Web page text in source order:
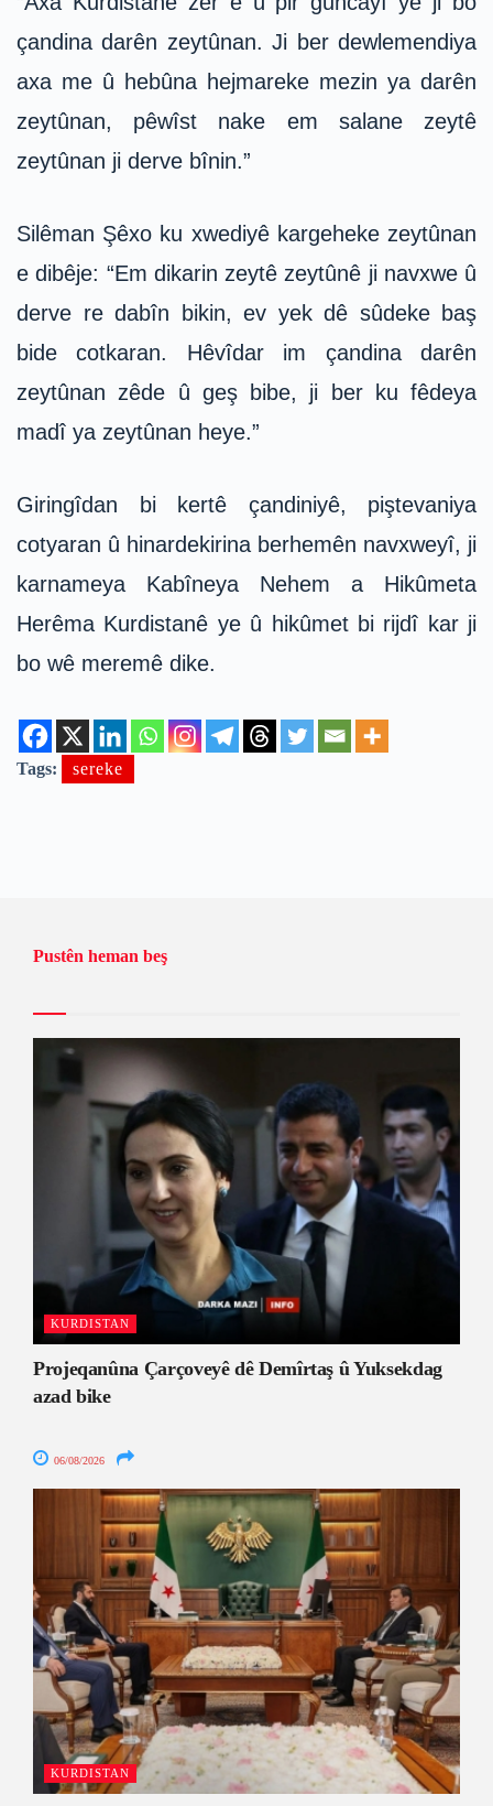
çandina darên zeytûnan. Ji ber dewlemendiya
axa me û hebûna hejmareke mezin ya darên
zeytûnan, pêwîst nake em salane zeytê
zeytûnan ji derve bînin.”
Silêman Şêxo ku xwediyê kargeheke zeytûnan
e dibêje: “Em dikarin zeytê zeytûnê ji navxwe û
derve re dabîn bikin, ev yek dê sûdeke baş
bide cotkaran. Hêvîdar im çandina darên
zeytûnan zêde û geş bibe, ji ber ku fêdeya
madî ya zeytûnan heye.”
Giringîdan bi kertê çandiniyê, piştevaniya
cotyaran û hinardekirina berhemên navxweyî, ji
karnameya Kabîneya Nehem a Hikûmeta
Herêma Kurdistanê ye û hikûmet bi rijdî kar ji
bo wê meremê dike.
Tags: sereke
Pustên heman beş
KURDISTAN
Projeqanûna Çarçoveyê dê Demîrtaş û Yuksekdag
azad bike
06/08/2026
KURDISTAN